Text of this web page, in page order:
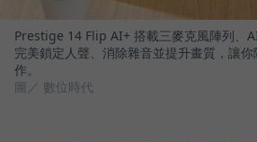
Prestige 14 Flip AI+ 搭載三麥克風陣列、
完美鎖定人聲、消除雜音並提升畫質，讓
作。
圖／ 數位時代